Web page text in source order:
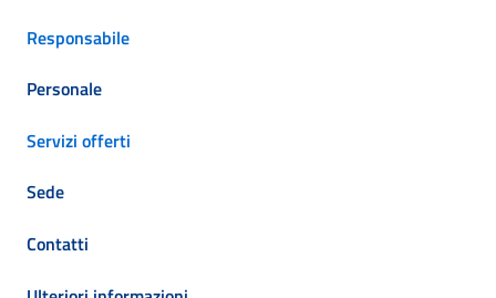
Responsabile
Personale
Servizi offerti
Sede
Contatti